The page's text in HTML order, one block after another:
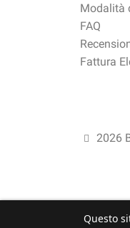
Modalità
FAQ
Fattura
2026
Questo